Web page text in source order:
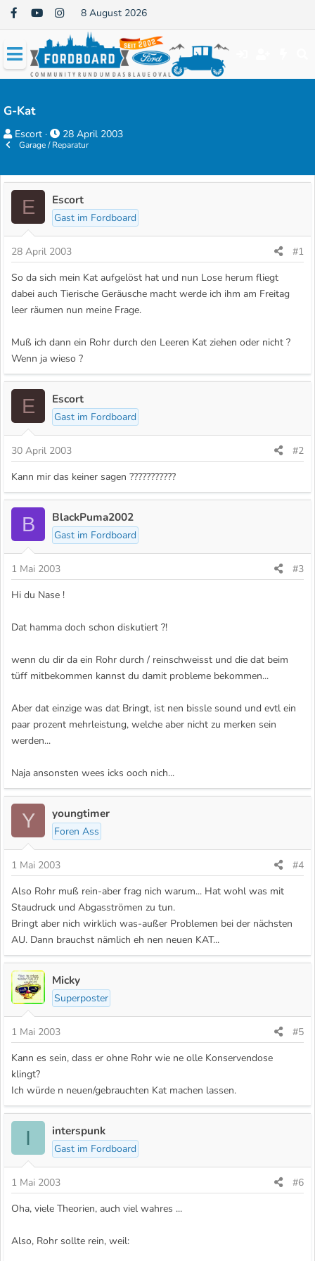
8 August 2026
G-Kat
E
t
e
r
Escort
E
r
t
e
l
l
t
a
m
28 April 2003
Garage / Reparatur
E Escort
Gast im Fordboard
28 April 2003
#1
So da sich mein Kat aufgelöst hat und nun Lose herum fliegt
dabei auch Tierische Geräusche macht werde ich ihm am Freitag
leer räumen nun meine Frage.
Muß ich dann ein Rohr durch den Leeren Kat ziehen oder nicht ?
Wenn ja wieso ?
E Escort
Gast im Fordboard
30 April 2003
#2
Kann mir das keiner sagen ???????????
B BlackPuma2002
Gast im Fordboard
1 Mai 2003
#3
Hi du Nase !
Dat hamma doch schon diskutiert ?!
wenn du dir da ein Rohr durch / reinschweisst und die dat beim
tüff mitbekommen kannst du damit probleme bekommen...
Aber dat einzige was dat Bringt, ist nen bissle sound und evtl ein
paar prozent mehrleistung, welche aber nicht zu merken sein
werden...
Naja ansonsten wees icks ooch nich...
Y youngtimer
Foren Ass
1 Mai 2003
#4
Also Rohr muß rein-aber frag nich warum... Hat wohl was mit
Staudruck und Abgasströmen zu tun.
Bringt aber nich wirklich was-außer Problemen bei der nächsten
AU. Dann brauchst nämlich eh nen neuen KAT...
Micky
Superposter
1 Mai 2003
#5
Kann es sein, dass er ohne Rohr wie ne olle Konservendose
klingt?
Ich würde n neuen/gebrauchten Kat machen lassen.
I interspunk
Gast im Fordboard
1 Mai 2003
#6
Oha, viele Theorien, auch viel wahres ...
Also, Rohr sollte rein, weil: